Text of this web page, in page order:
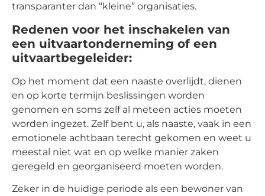
transparanter dan “kleine” organisaties.
Redenen voor het inschakelen van
een uitvaartonderneming of een
uitvaartbegeleider:
Op het moment dat een naaste overlijdt, dienen
en op korte termijn beslissingen worden
genomen en soms zelf al meteen acties moeten
worden ingezet. Zelf bent u, als naaste, vaak in een
emotionele achtbaan terecht gekomen en weet u
meestal niet wat en op welke manier zaken
geregeld en georganiseerd moeten worden.
Zeker in de huidige periode als een bewoner van